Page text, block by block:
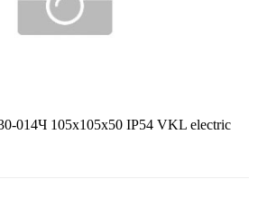
014Ч 105х105х50 IP54 VKL electric